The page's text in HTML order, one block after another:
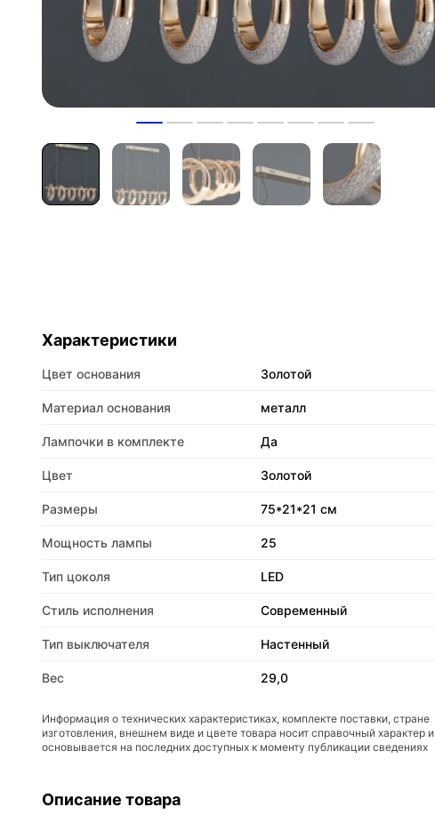
Характеристики
Цвет основания Золотой
Материал основания металл
Лампочки в комплекте Да
Цвет Золотой
Размеры 75*21*21 см
Мощность лампы 25
Тип цоколя LED
Стиль исполнения Современный
Тип выключателя Настенный
Вес 29,0
Информация о технических характеристиках, комплекте поставки, стране
изготовления, внешнем виде и цвете товара носит справочный характер и
основывается на последних доступных к моменту публикации сведениях
Описание товара